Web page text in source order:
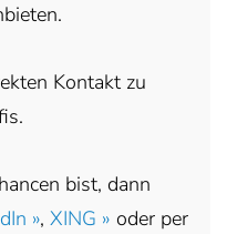
Kontakt zu
bist, dann
», XING » oder per